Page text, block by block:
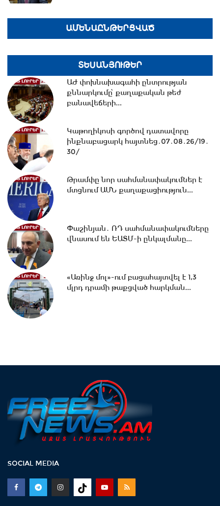
18:02 -Ազատ շփում Գնել Սարգսյանի
17:33 -Թրամփը նոր
սահմանափակումներ է մտցնում ԱՄՆ
քաղաքացիություն...
17:05 -Պապիկյանի մասնակցությամբ
քարոզարշավը խոչընդոտելու դեպքի...
16:38 -Տաթև համայնքի նախկին
ղեկավար Մուրադ Սիմոնյանից
16:07 -ՀԷՑ-ում հաշվիչների գնման
մրցույթից 500 մլն դրամից ավելի...
15:30 -Փաշինյան․ ՌԴ
սահմանափակումները վնասում են
14:06 -Կասեցվել է «Ծիրան»
սուպերմարկետում գործող հացի
արտադրամասի...
13:30 - «Առինջ մոլ»-ում բացահայտվել է
13:00 -
Մինչ Եվրասիական
ԱՄԵՆԱԸՆԹԵՐՑՎԱԾ
ՏԵՍԱՆՅՈՒԹԵՐ
ԱԺ փոխնախագահի ընտրության
քննարկումը՝ քաղաքական թեժ
բանավեճերի...
Կաթողիկոսի գործով դատավորը
ինքնաբացարկ հայտնեց․07․08․26/19․
30/
Թրամփը նոր սահմանափակումներ է
մտցնում ԱՄՆ քաղաքացիություն...
Փաշինյան․ ՌԴ սահմանափակումները
վնասում են ԵԱՏՄ-ի ընկալմանը...
«Առինջ մոլ»-ում բացահայտվել է 1,3
մլրդ դրամի թաքցված հարկման...
SOCIAL MEDIA